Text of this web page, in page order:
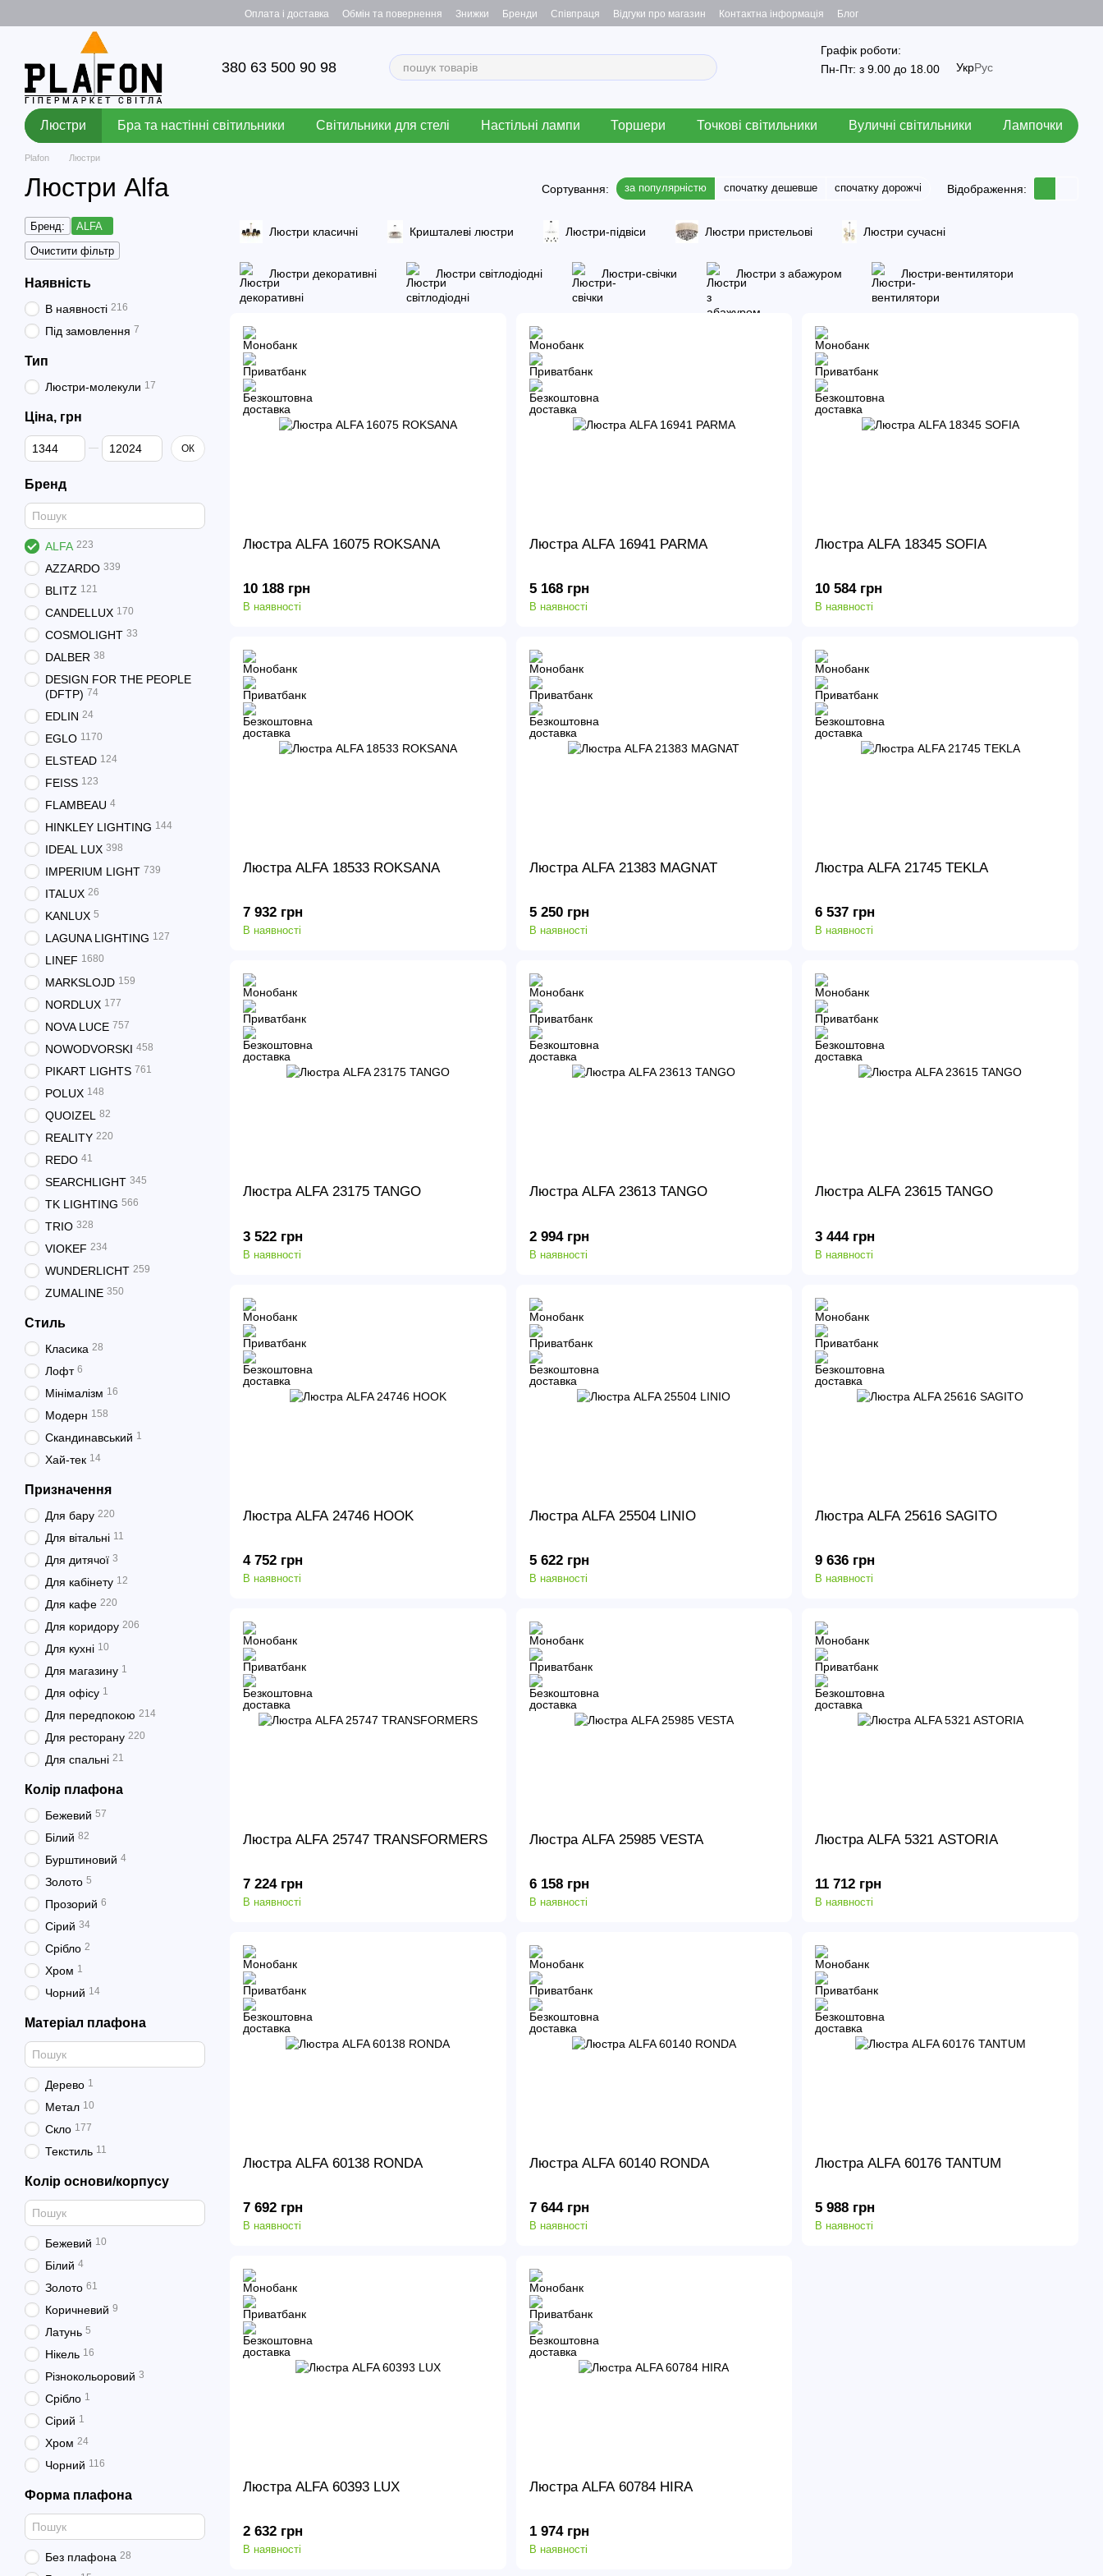
Оплата і доставка Обмін та повернення Знижки Бренди Співпраця Відгуки про магазин Контактна інформація Блог
380 63 500 90 98
Графік роботи:
Пн-Пт: з 9.00 до 18.00
УкрРус
Люстри Бра та настінні світильники Світильники для стелі Настільні лампи Торшери Точкові світильники Вуличні світильники Лампочки
Plafon Люстри
Люстри Alfa Сортування: за популярністю спочатку дешевше спочатку дорожчі Відображення:
Люстри класичні Кришталеві люстри Люстри-підвіси Люстри пристельові Люстри сучасні
Люстри декоративні Люстри світлодіодні Люстри-свічки Люстри з абажуром Люстри-вентилятори
Люстра ALFA 16075 ROKSANA
10 188 грн
В наявності
Люстра ALFA 16941 PARMA
5 168 грн
В наявності
Люстра ALFA 18345 SOFIA
10 584 грн
В наявності
Люстра ALFA 18533 ROKSANA
7 932 грн
В наявності
Люстра ALFA 21383 MAGNAT
5 250 грн
В наявності
Люстра ALFA 21745 TEKLA
6 537 грн
В наявності
Люстра ALFA 23175 TANGO
3 522 грн
В наявності
Люстра ALFA 23613 TANGO
2 994 грн
В наявності
Люстра ALFA 23615 TANGO
3 444 грн
В наявності
Люстра ALFA 24746 HOOK
4 752 грн
В наявності
Люстра ALFA 25504 LINIO
5 622 грн
В наявності
Люстра ALFA 25616 SAGITO
9 636 грн
В наявності
Люстра ALFA 25747 TRANSFORMERS
7 224 грн
В наявності
Люстра ALFA 25985 VESTA
6 158 грн
В наявності
Люстра ALFA 5321 ASTORIA
11 712 грн
В наявності
Люстра ALFA 60138 RONDA
7 692 грн
В наявності
Люстра ALFA 60140 RONDA
7 644 грн
В наявності
Люстра ALFA 60176 TANTUM
5 988 грн
В наявності
Люстра ALFA 60393 LUX
2 632 грн
В наявності
Люстра ALFA 60784 HIRA
1 974 грн
В наявності
Бренд:
ALFA
Очистити фільтр
Наявність
В наявності 216
Під замовлення 7
Тип
Люстри-молекули 17
Ціна, грн
Від Ціна, грн
До Ціна, грн ОК
Бренд
ALFA 223
AZZARDO 339
BLITZ 121
CANDELLUX 170
COSMOLIGHT 33
DALBER 38
DESIGN FOR THE PEOPLE
(DFTP) 74
EDLIN 24
EGLO 1170
ELSTEAD 124
FEISS 123
FLAMBEAU 4
HINKLEY LIGHTING 144
IDEAL LUX 398
IMPERIUM LIGHT 739
ITALUX 26
KANLUX 5
LAGUNA LIGHTING 127
LINEF 1680
MARKSLOJD 159
NORDLUX 177
NOVA LUCE 757
NOWODVORSKI 458
PIKART LIGHTS 761
POLUX 148
QUOIZEL 82
REALITY 220
REDO 41
SEARCHLIGHT 345
TK LIGHTING 566
TRIO 328
VIOKEF 234
WUNDERLICHT 259
ZUMALINE 350
Стиль
Класика 28
Лофт 6
Мінімалізм 16
Модерн 158
Скандинавський 1
Хай-тек 14
Призначення
Для бару 220
Для вітальні 11
Для дитячої 3
Для кабінету 12
Для кафе 220
Для коридору 206
Для кухні 10
Для магазину 1
Для офісу 1
Для передпокою 214
Для ресторану 220
Для спальні 21
Колір плафона
Бежевий 57
Білий 82
Бурштиновий 4
Золото 5
Прозорий 6
Сірий 34
Срібло 2
Хром 1
Чорний 14
Матеріал плафона
Дерево 1
Метал 10
Скло 177
Текстиль 11
Колір основи/корпусу
Бежевий 10
Білий 4
Золото 61
Коричневий 9
Латунь 5
Нікель 16
Різнокольоровий 3
Срібло 1
Сірий 1
Хром 24
Чорний 116
Форма плафона
Без плафона 28